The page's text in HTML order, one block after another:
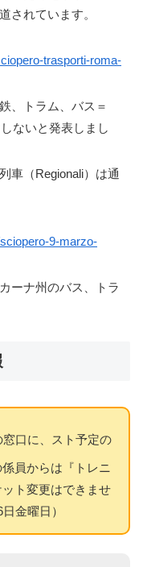
されています。
trasporti-roma-
、トラム、バス＝
ないと発表しまし
車（Regionali）は通
9-marzo-
ーナ州のバス、トラ
口に、スト予定の
員からは『トレニ
ト変更はできませ
金曜日）